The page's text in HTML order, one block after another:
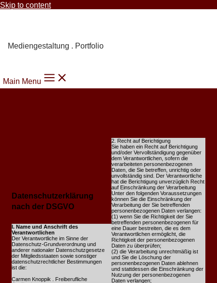
Skip to content
Mediengestaltung . Portfolio
Main Menu
Datenschutzerklärung
nach der DSGVO
I. Name und Anschrift des
Verantwortlichen
Der Verantwortliche im Sinne der
Datenschutz-Grundverordnung und
anderer nationaler Datenschutzgesetze
der Mitgliedsstaaten sowie sonstiger
datenschutzrechtlicher Bestimmungen
ist die:
Carmen Knoppik . Freiberufliche
2. Recht auf Berichtigung
Sie haben ein Recht auf Berichtigung
und/oder Vervollständigung gegenüber
dem Verantwortlichen, sofern die
verarbeiteten personenbezogenen
Daten, die Sie betreffen, unrichtig oder
unvollständig sind. Der Verantwortliche
hat die Berichtigung unverzüglich Recht
auf Einschränkung der Verarbeitung
Unter den folgenden Voraussetzungen
können Sie die Einschränkung der
Verarbeitung der Sie betreffenden
personenbezogenen Daten verlangen:
(1) wenn Sie die Richtigkeit der Sie
betreffenden personenbezogenen für
eine Dauer bestreiten, die es dem
Verantwortlichen ermöglicht, die
Richtigkeit der personenbezogenen
Daten zu überprüfen;
(2) die Verarbeitung unrechtmäßig ist
und Sie die Löschung der
personenbezogenen Daten ablehnen
und stattdessen die Einschränkung der
Nutzung der personenbezogenen
Daten verlangen;